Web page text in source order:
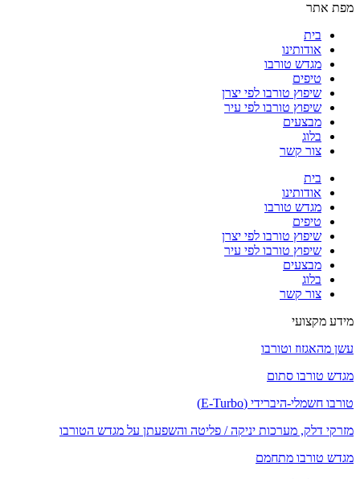
מפת אתר
בית
אודותינו
מגדש טורבו
טיפים
שיפוץ טורבו לפי יצרן
שיפוץ טורבו לפי עיר
מבצעים
בלוג
צור קשר
בית
אודותינו
מגדש טורבו
טיפים
שיפוץ טורבו לפי יצרן
שיפוץ טורבו לפי עיר
מבצעים
בלוג
צור קשר
מידע מקצועי
עשן מהאגזוז וטורבו
מגדש טורבו סתום
טורבו חשמלי-היברידי (E-Turbo)
מזרקי דלק, מערכות יניקה / פליטה והשפעתן על מגדש הטורבו
מגדש טורבו מתחמם